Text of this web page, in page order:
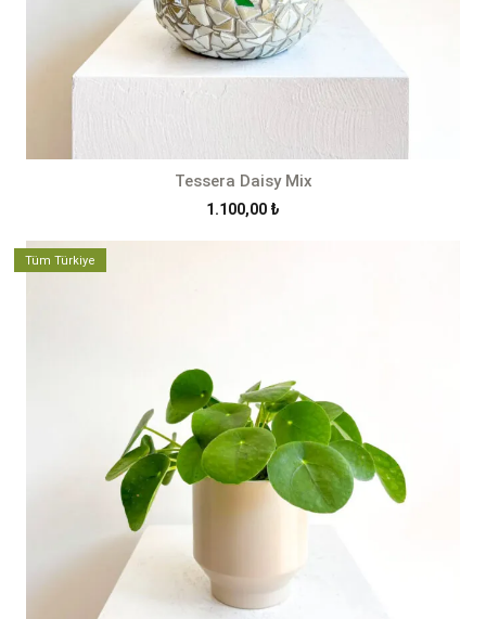
Tessera Daisy Mix
1.100,00 ₺
Tüm Türkiye